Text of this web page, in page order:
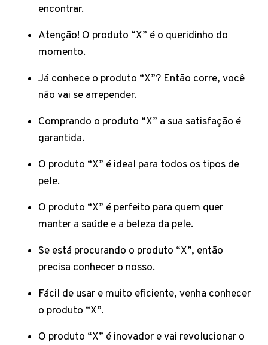
encontrar.
Atenção! O produto “X” é o queridinho do
momento.
Já conhece o produto “X”? Então corre, você
não vai se arrepender.
Comprando o produto “X” a sua satisfação é
garantida.
O produto “X” é ideal para todos os tipos de
pele.
O produto “X” é perfeito para quem quer
manter a saúde e a beleza da pele.
Se está procurando o produto “X”, então
precisa conhecer o nosso.
Fácil de usar e muito eficiente, venha conhecer
o produto “X”.
O produto “X” é inovador e vai revolucionar o